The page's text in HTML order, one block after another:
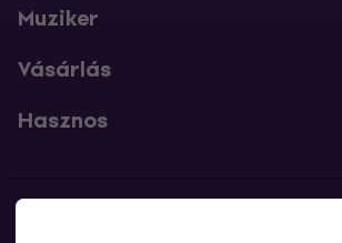
Muziker
Vásárlás
Hasznos